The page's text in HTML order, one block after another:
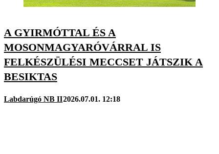
A GYIRMÓTTAL ÉS A
MOSONMAGYARÓVÁRRAL IS
FELKÉSZÜLÉSI MECCSET JÁTSZIK A
BESIKTAS
Labdarúgó NB II2026.07.01. 12:18